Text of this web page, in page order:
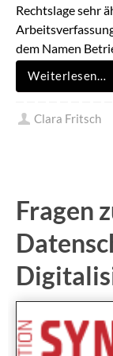
Rechtslage sehr
dem Namen
Weiterlesen…
Clara Fritsch
Fragen